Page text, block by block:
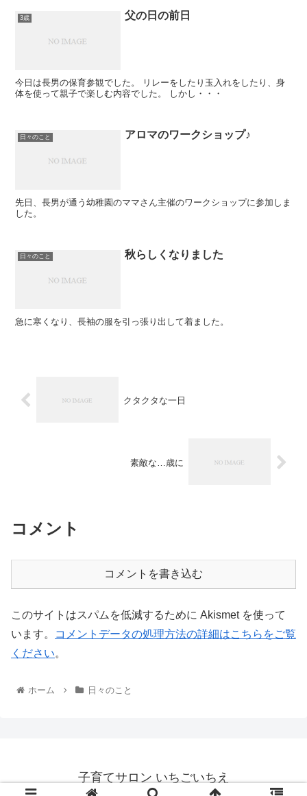
3歳 父の日の前日
今日は長男の保育参観でした。 リレーをしたり玉入れをしたり、身
体を使って親子で楽しむ内容でした。 しかし・・・
日々のこと アロマのワークショップ♪
先日、長男が通う幼稚園のママさん主催のワークショップに参加しま
した。
日々のこと 秋らしくなりました
急に寒くなり、長袖の服を引っ張り出して着ました。
クタクタな一日
素敵な…歳に
コメント
コメントを書き込む
このサイトはスパムを低減するために Akismet を使って
います。
コメントデータの処理方法の詳細はこちらをご覧
ください。
ホーム 日々のこと
子育てサロン いちごいちえ